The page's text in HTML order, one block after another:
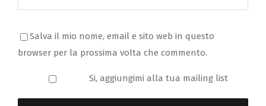
Salva il mio nome, email e sito web in questo
Si, aggiungimi alla tua mailing list